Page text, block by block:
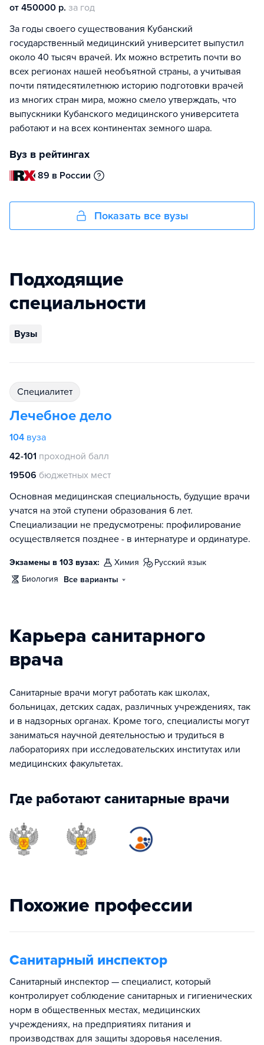
от 450000 р. за год
За годы своего существования Кубанский
государственный медицинский университет выпустил
около 40 тысяч врачей. Их можно встретить почти во
всех регионах нашей необъятной страны, а учитывая
почти пятидесятилетнюю историю подготовки врачей
из многих стран мира, можно смело утверждать, что
выпускники Кубанского медицинского университета
работают и на всех континентах земного шара.
Вуз в рейтингах
89 в России
Показать все вузы
Подходящие
специальности
Вузы
специалитет
Лечебное дело
104 вуза
42-101 проходной балл
19506 бюджетных мест
Основная медицинская специальность, будущие врачи
учатся на этой ступени образования 6 лет.
Специализации не предусмотрены: профилирование
осуществляется позднее - в интернатуре и ординатуре.
Экзамены в 103 вузах: химия
русский язык
биология
Все варианты
Карьера санитарного
врача
Санитарные врачи могут работать как школах,
больницах, детских садах, различных учреждениях, так
и в надзорных органах. Кроме того, специалисты могут
заниматься научной деятельностью и трудиться в
лабораториях при исследовательских институтах или
медицинских факультетах.
Где работают санитарные врачи
Похожие профессии
Санитарный инспектор
Санитарный инспектор — специалист, который
контролирует соблюдение санитарных и гигиенических
норм в общественных местах, медицинских
учреждениях, на предприятиях питания и
производствах для защиты здоровья населения.